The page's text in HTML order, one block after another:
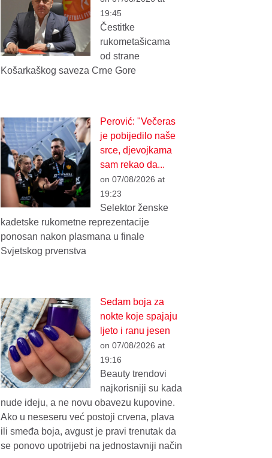
19:45
Čestitke
rukometašicama
od strane
Košarkaškog saveza Crne Gore
Perović: "Večeras
je pobijedilo naše
srce, djevojkama
sam rekao da...
on 07/08/2026 at
19:23
Selektor ženske
kadetske rukometne reprezentacije
ponosan nakon plasmana u finale
Svjetskog prvenstva
Sedam boja za
nokte koje spajaju
ljeto i ranu jesen
on 07/08/2026 at
19:16
Beauty trendovi
najkorisniji su kada
nude ideju, a ne novu obavezu kupovine.
Ako u neseseru već postoji crvena, plava
ili smeđa boja, avgust je pravi trenutak da
se ponovo upotrijebi na jednostavniji način